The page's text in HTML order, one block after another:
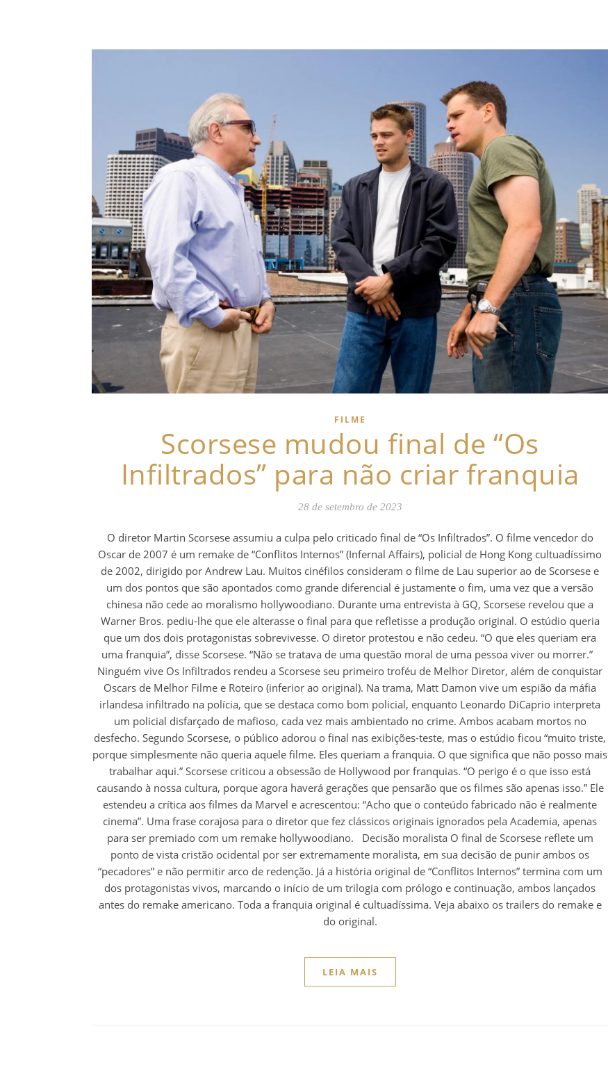
FILME
Scorsese mudou final de “Os
Infiltrados” para não criar franquia
28 de setembro de 2023
O diretor Martin Scorsese assumiu a culpa pelo criticado final de “Os Infiltrados”. O filme vencedor do
Oscar de 2007 é um remake de “Conflitos Internos” (Infernal Affairs), policial de Hong Kong cultuadíssimo
de 2002, dirigido por Andrew Lau. Muitos cinéfilos consideram o filme de Lau superior ao de Scorsese e
um dos pontos que são apontados como grande diferencial é justamente o fim, uma vez que a versão
chinesa não cede ao moralismo hollywoodiano. Durante uma entrevista à GQ, Scorsese revelou que a
Warner Bros. pediu-lhe que ele alterasse o final para que refletisse a produção original. O estúdio queria
que um dos dois protagonistas sobrevivesse. O diretor protestou e não cedeu. “O que eles queriam era
uma franquia”, disse Scorsese. “Não se tratava de uma questão moral de uma pessoa viver ou morrer.”
Ninguém vive Os Infiltrados rendeu a Scorsese seu primeiro troféu de Melhor Diretor, além de conquistar
Oscars de Melhor Filme e Roteiro (inferior ao original). Na trama, Matt Damon vive um espião da máfia
irlandesa infiltrado na polícia, que se destaca como bom policial, enquanto Leonardo DiCaprio interpreta
um policial disfarçado de mafioso, cada vez mais ambientado no crime. Ambos acabam mortos no
desfecho. Segundo Scorsese, o público adorou o final nas exibições-teste, mas o estúdio ficou “muito triste,
porque simplesmente não queria aquele filme. Eles queriam a franquia. O que significa que não posso mais
trabalhar aqui.” Scorsese criticou a obsessão de Hollywood por franquias. “O perigo é o que isso está
causando à nossa cultura, porque agora haverá gerações que pensarão que os filmes são apenas isso.” Ele
estendeu a crítica aos filmes da Marvel e acrescentou: “Acho que o conteúdo fabricado não é realmente
cinema”. Uma frase corajosa para o diretor que fez clássicos originais ignorados pela Academia, apenas
para ser premiado com um remake hollywoodiano. Decisão moralista O final de Scorsese reflete um
ponto de vista cristão ocidental por ser extremamente moralista, em sua decisão de punir ambos os
“pecadores” e não permitir arco de redenção. Já a história original de “Conflitos Internos” termina com um
dos protagonistas vivos, marcando o início de um trilogia com prólogo e continuação, ambos lançados
antes do remake americano. Toda a franquia original é cultuadíssima. Veja abaixo os trailers do remake e
do original.
LEIA MAIS